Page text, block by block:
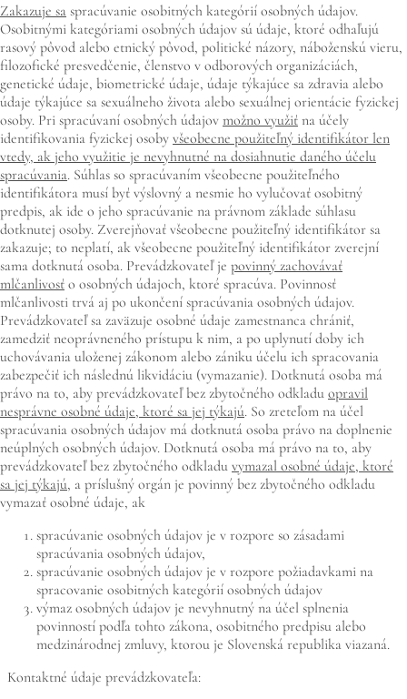
Zakazuje sa spracúvanie osobitných kategórií osobných údajov.
Osobitnými kategóriami osobných údajov sú údaje, ktoré odhaľujú
rasový pôvod alebo etnický pôvod, politické názory, náboženskú vieru,
filozofické presvedčenie, členstvo v odborových organizáciách,
genetické údaje, biometrické údaje, údaje týkajúce sa zdravia alebo
údaje týkajúce sa sexuálneho života alebo sexuálnej orientácie fyzickej
osoby. Pri spracúvaní osobných údajov možno využiť na účely
identifikovania fyzickej osoby všeobecne použiteľný identifikátor len
vtedy, ak jeho využitie je nevyhnutné na dosiahnutie daného účelu
spracúvania. Súhlas so spracúvaním všeobecne použiteľného
identifikátora musí byť výslovný a nesmie ho vylučovať osobitný
predpis, ak ide o jeho spracúvanie na právnom základe súhlasu
dotknutej osoby. Zverejňovať všeobecne použiteľný identifikátor sa
zakazuje; to neplatí, ak všeobecne použiteľný identifikátor zverejní
sama dotknutá osoba. Prevádzkovateľ je povinný zachovávať
mlčanlivosť o osobných údajoch, ktoré spracúva. Povinnosť
mlčanlivosti trvá aj po ukončení spracúvania osobných údajov.
Prevádzkovateľ sa zaväzuje osobné údaje zamestnanca chrániť,
zamedziť neoprávneného prístupu k nim, a po uplynutí doby ich
uchovávania uloženej zákonom alebo zániku účelu ich spracovania
zabezpečiť ich následnú likvidáciu (vymazanie). Dotknutá osoba má
právo na to, aby prevádzkovateľ bez zbytočného odkladu opravil
nesprávne osobné údaje, ktoré sa jej týkajú. So zreteľom na účel
spracúvania osobných údajov má dotknutá osoba právo na doplnenie
neúplných osobných údajov. Dotknutá osoba má právo na to, aby
prevádzkovateľ bez zbytočného odkladu vymazal osobné údaje, ktoré
sa jej týkajú, a príslušný orgán je povinný bez zbytočného odkladu
vymazať osobné údaje, ak
spracúvanie osobných údajov je v rozpore so zásadami
spracúvania osobných údajov,
spracúvanie osobných údajov je v rozpore požiadavkami na
spracovanie osobitných kategórií osobných údajov
výmaz osobných údajov je nevyhnutný na účel splnenia
povinností podľa tohto zákona, osobitného predpisu alebo
medzinárodnej zmluvy, ktorou je Slovenská republika viazaná.
Kontaktné údaje prevádzkovateľa: